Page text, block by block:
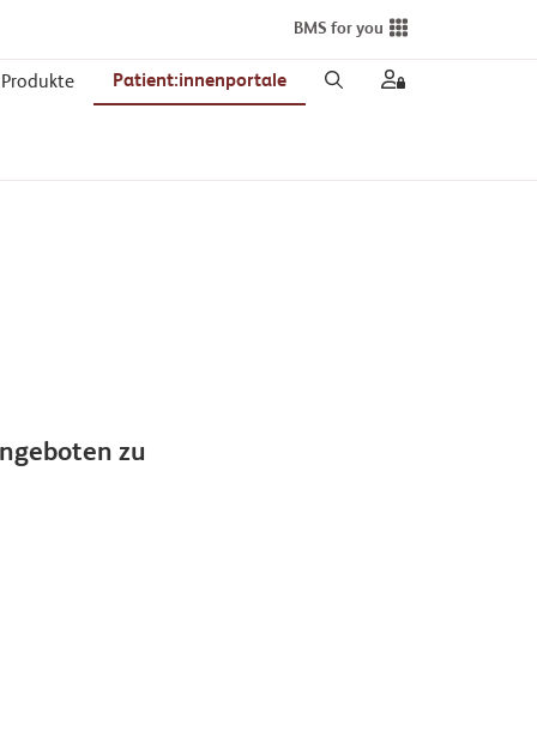
BMS for you
Produkte Patient:innenportale
zu